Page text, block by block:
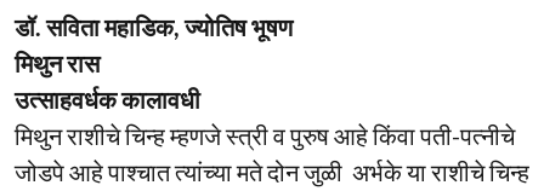
डॉ. सविता महाडिक, ज्योतिष भूषण
मिथुन रास
उत्साहवर्धक कालावधी
मिथुन राशीचे चिन्ह म्हणजे स्त्री व पुरुष आहे किंवा पती-पत्नीचे
जोडपे आहे पाश्चात त्यांच्या मते दोन जुळी अर्भके या राशीचे चिन्ह